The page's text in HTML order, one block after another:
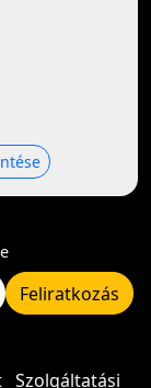
Feliratkozás
Szolgáltatási